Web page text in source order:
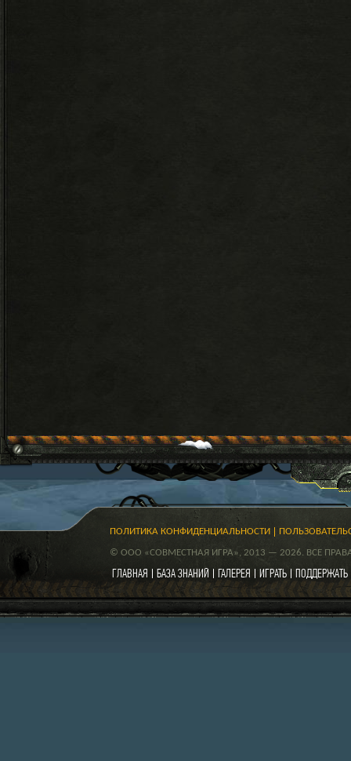
ПОЛИТИКА КОНФИДЕНЦИАЛЬНОСТИ
© ООО «СОВМЕСТНАЯ ИГРА», 2013 — 2026. ВСЕ
ГЛАВНАЯ БАЗА ЗНАНИЙ ГАЛЕРЕЯ ИГРАТЬ ПОДДЕРЖАТЬ